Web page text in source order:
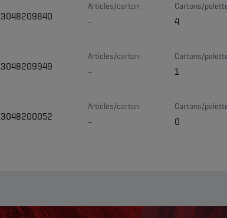
Articles/carton
-
Cartons/
4
Articles/carton
-
Cartons/
1
Articles/carton
-
Cartons/
0